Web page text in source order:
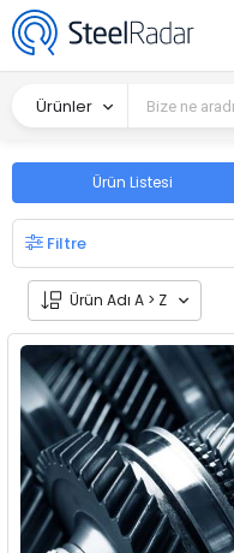
Ürünler
Ürün Listesi
Filtre
Ürün Adı A > Z